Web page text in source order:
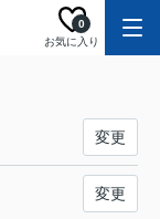
お気に入り
0
変更
変更